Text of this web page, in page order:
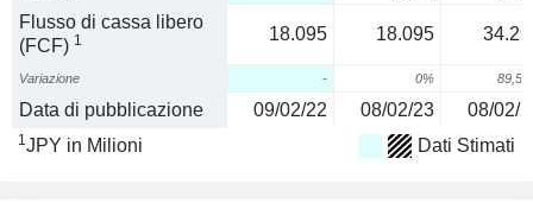
Flusso di cassa libero
(FCF) 1 18.095 18.095
Variazione - 0%
Data di pubblicazione 09/02/22 08/02/23 08/02/
1JPY in Milioni Dati Stimati